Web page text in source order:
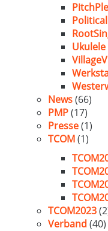
News(66)
PMP(17)
Presse(1)
TCOM(1)
TCOM2023
Verband (40)